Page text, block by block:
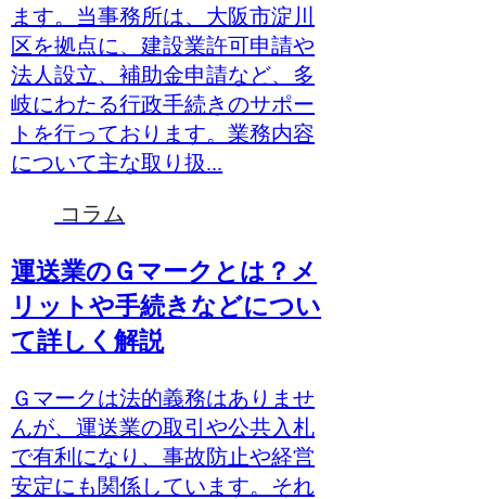
ます。当事務所は、大阪市淀川
区を拠点に、建設業許可申請や
法人設立、補助金申請など、多
岐にわたる行政手続きのサポー
トを行っております。業務内容
について主な取り扱...
コラム
運送業のＧマークとは？メ
リットや手続きなどについ
て詳しく解説
Ｇマークは法的義務はありませ
んが、運送業の取引や公共入札
で有利になり、事故防止や経営
安定にも関係しています。それ